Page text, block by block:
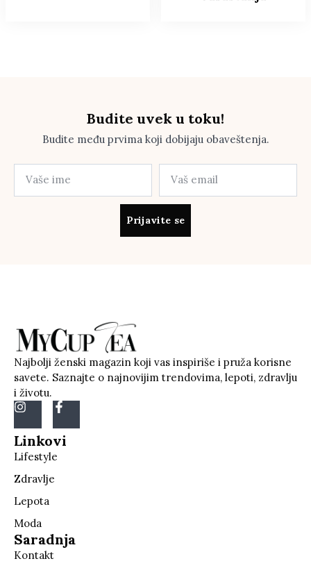
Budite uvek u toku!
Budite među prvima koji dobijaju obaveštenja.
Prijavite se
Najbolji ženski magazin koji vas inspiriše i pruža korisne
savete. Saznajte o najnovijim trendovima, lepoti, zdravlju
i životu.
Linkovi
Lifestyle
Zdravlje
Lepota
Moda
Saradnja
Kontakt